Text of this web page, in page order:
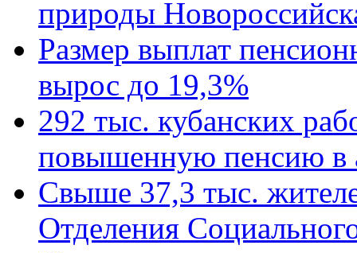
природы
Размер выплат
вырос до 19,3%
292 тыс. кубанских
повышенную пенсию в
Свыше 37,3 тыс.
Отделения